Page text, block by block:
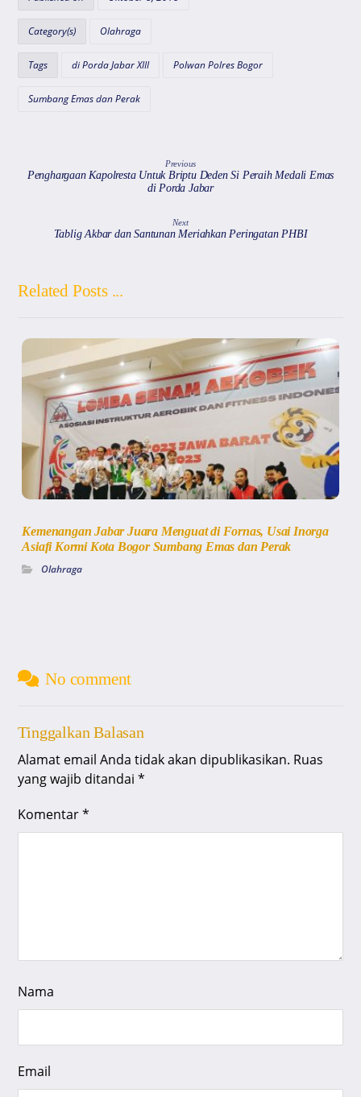
A
p
o
o
k
m s
Category(s) Olahraga
Tags di Porda Jabar XIII Polwan Polres Bogor
Sumbang Emas dan Perak
Previous
Penghargaan Kapolresta Untuk Briptu Deden Si Peraih Medali Emas
di Porda Jabar
Next
Tablig Akbar dan Santunan Meriahkan Peringatan PHBI
Related Posts ...
Kemenangan Jabar Juara Menguat di Fornas, Usai Inorga
Asiafi Kormi Kota Bogor Sumbang Emas dan Perak
Olahraga
No comment
Tinggalkan Balasan
Alamat email Anda tidak akan dipublikasikan. Ruas
yang wajib ditandai*
Komentar*
Nama
Email